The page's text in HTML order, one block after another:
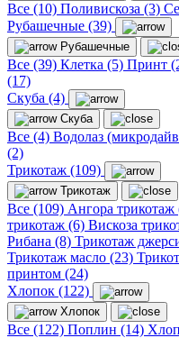
Все (10) Поливискоза (3)
Рубашечные (39)
Рубашечные
Все (39) Клетка (5) Принт
(17)
Скуба (4)
Скуба
Все (4) Водолаз
(2)
Трикотаж (109)
Трикотаж
Все (109) Ангора трикотаж
трикотаж (6) Вискоза
Рибана (8) Трикотаж
Трикотаж масло (23)
принтом (24)
Хлопок (122)
Хлопок
Все (122) Поплин (14)